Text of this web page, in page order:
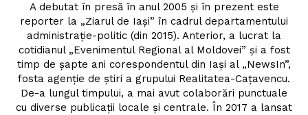
A debutat în presă în anul 2005 și în prezent este
reporter la „Ziarul de Iași” în cadrul departamentului
administrație-politic (din 2015). Anterior, a lucrat la
cotidianul „Evenimentul Regional al Moldovei” și a fost
timp de șapte ani corespondentul din Iași al „NewsIn”,
fosta agenție de știri a grupului Realitatea-Cațavencu.
De-a lungul timpului, a mai avut colaborări punctuale
cu diverse publicații locale și centrale. În 2017 a lansat